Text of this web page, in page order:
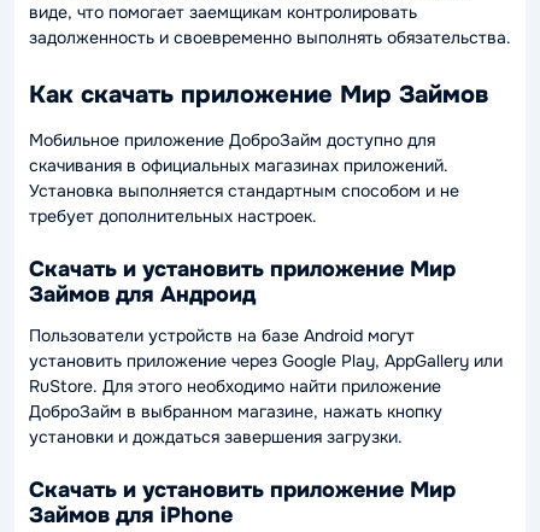
виде, что помогает заемщикам контролировать
задолженность и своевременно выполнять обязательства.
Как скачать приложение Мир Займов
Мобильное приложение ДоброЗайм доступно для
скачивания в официальных магазинах приложений.
Установка выполняется стандартным способом и не
требует дополнительных настроек.
Скачать и установить приложение Мир
Займов для Андроид
Пользователи устройств на базе Android могут
установить приложение через Google Play, AppGallery или
RuStore. Для этого необходимо найти приложение
ДоброЗайм в выбранном магазине, нажать кнопку
установки и дождаться завершения загрузки.
Скачать и установить приложение Мир
Займов для iPhone